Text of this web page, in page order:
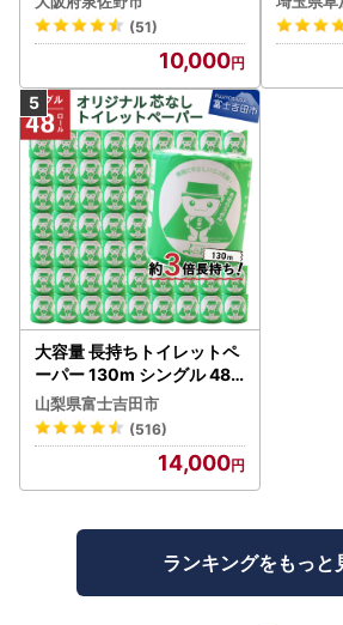
(51)
10,000
大容量 長持ちトイレットペ
ーパー 130m シングル 48R
芯なし 3倍巻 トイレット
山梨県富士吉田市
(516)
14,000
ランキングをもっと